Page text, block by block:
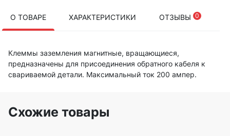
О ТОВАРЕ ХАРАКТЕРИСТИКИ ОТЗЫВЫ 0
Клеммы заземления магнитные, вращающиеся,
предназначены для присоединения обратного кабеля к
свариваемой детали. Максимальный ток 200 ампер.
Схожие товары